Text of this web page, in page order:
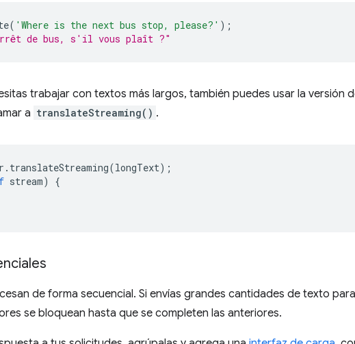
( 'Where is the next bus stop, please?' );
de bus, s'il vous plaît ?"
trabajar con textos más largos, también puedes usar la versión
a translateStreaming() .
. translateStreaming(longText);
stream)
{
de forma secuencial. Si envías grandes cantidades de texto
se bloquean hasta que se completen las anteriores.